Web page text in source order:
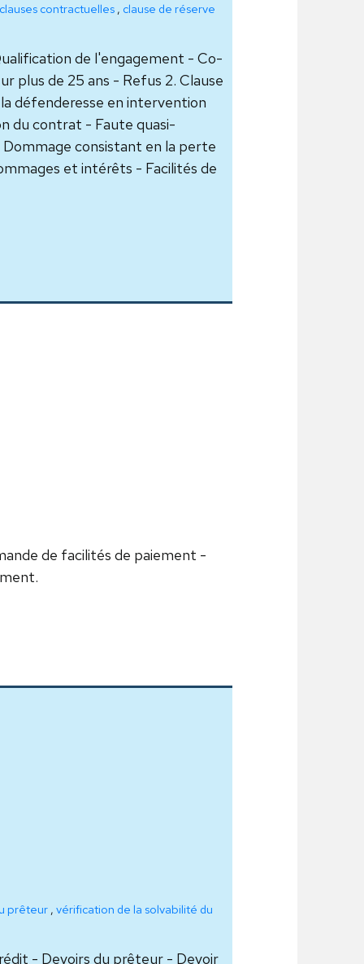
contractuelles, clause de réserve
de l'engagement - Co-
plus de 25 ans - Refus 2. Clause
défenderesse en intervention
du contrat - Faute quasi-
consistant en la perte
et intérêts - Facilités de
de facilités de paiement -
prêteur, vérification de la solvabilité du
- Devoirs du prêteur - Devoir